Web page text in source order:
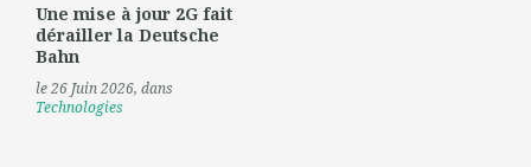
Une mise à jour 2G fait
dérailler la Deutsche
Bahn
le 26 Juin 2026, dans
Technologies